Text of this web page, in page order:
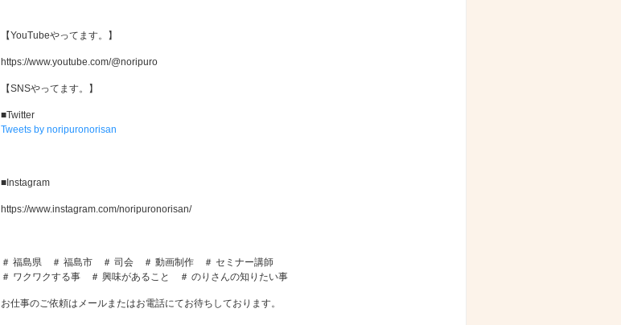
【YouTubeやってます。】
https://www.youtube.com/@noripuro
【SNSやってます。】
■Twitter
Tweets by noripuronorisan
■Instagram
https://www.instagram.com/noripuronorisan/
＃ 福島県 ＃ 福島市 ＃ 司会 ＃ 動画制作 ＃ セミナー講師
＃ ワクワクする事 ＃ 興味があること ＃ のりさんの知りたい事
お仕事のご依頼はメールまたはお電話にてお待ちしております。